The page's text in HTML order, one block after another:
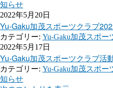
知らせ
2022年5月20日
Yu-Gaku加茂スポーツクラブ
カテゴリー: Yu-Gaku加茂スポー
2022年5月17日
Yu-Gaku加茂スポーツクラブ活
カテゴリー: Yu-Gaku加茂スポー
知らせ